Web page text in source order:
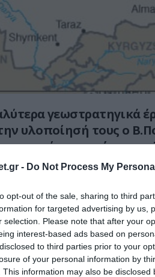
- Do Not Process My
opt-out of the sale, sharing to third
for targeted advertising by us,
selection. Please note that after your
interest-based ads based on
to third parties prior to your
of your personal information by
This information may also be
γεωστρατηγικά
υλοποίησή τους ο
ο χερσαίος αγωγός
(Κασπία Θάλασσα), τη
και ιρανικό
Κίνα με πρόβλεψη
με το Πακιστάν (Η
δύο χώρες και να τις
πλαίσιο).